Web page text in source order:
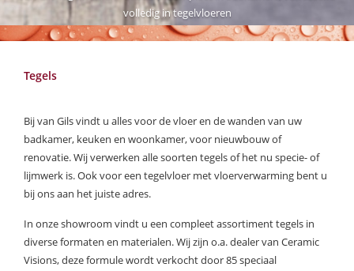
volledig in tegelvloeren
Tegels
Bij van Gils vindt u alles voor de vloer en de wanden van uw
badkamer, keuken en woonkamer, voor nieuwbouw of
renovatie. Wij verwerken alle soorten tegels of het nu specie- of
lijmwerk is. Ook voor een tegelvloer met vloerverwarming bent u
bij ons aan het juiste adres.
In onze showroom vindt u een compleet assortiment tegels in
diverse formaten en materialen. Wij zijn o.a. dealer van Ceramic
Visions, deze formule wordt verkocht door 85 speciaal